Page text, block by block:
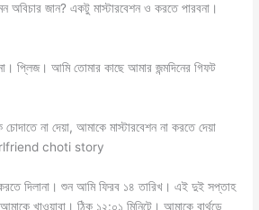
জান? একটু মাস্টারবেশন ও করতে পারবনা।
প্লিজ। আমি তোমার কাছে আমার জন্মদিনের গিফট
না দেয়া, আমাকে মাস্টারবেশন না করতে দেয়া
girlfriend choti story
দিলানা। শুন আমি ফিরব ১৪ তারিখ। এই দুই সপ্তাহ
খাওয়াবা। ঠিক ১২:০১ মিনিটে। আমাকে বার্থডে